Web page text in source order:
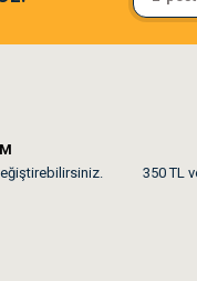
bayıldım Pamuk
olması iyi.
350 TL